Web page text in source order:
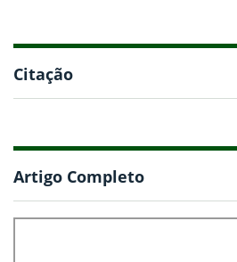
Citação
Artigo Completo